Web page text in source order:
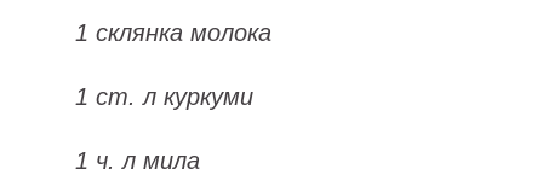
1 склянка молока
1 ст. л куркуми
1 ч. л мила